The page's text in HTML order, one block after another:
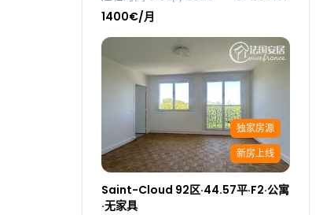
1400€/月
独家房源
新房上线
Saint-Cloud 92区·44.57平·F2·公寓
·无家具